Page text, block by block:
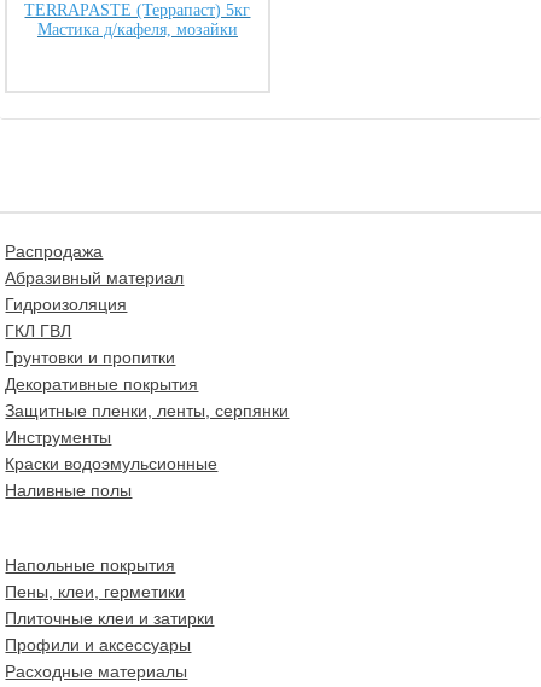
TERRAPASTE (Террапаст) 5кг
Мастика д/кафеля, мозайки
Распродажа
Абразивный материал
Гидроизоляция
ГКЛ ГВЛ
Грунтовки и пропитки
Декоративные покрытия
Защитные пленки, ленты, серпянки
Инструменты
Краски водоэмульсионные
Наливные полы
Напольные покрытия
Пены, клеи, герметики
Плиточные клеи и затирки
Профили и аксессуары
Расходные материалы